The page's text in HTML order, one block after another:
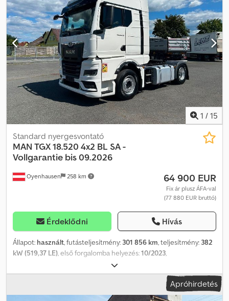
központi zár, légkondicionálás, tempomat , = További opciók és
felszereltség = - Légrugózás - Részecskeszűrő - Alvófülke -
Szerszámosláda = Megjegyzések = 3 darab készleten: MAN TGL
12.250 2020 11/2020 Teherautó fehér WMAN14ZZ7MY418917
584.782 km MAN TGL 12.250 2020 11/2020 Teherautó fehér
WMAN14ZZ6MY418987 599.208 km MAN TGL 12.250 2020 11/2020
Teherautó fehér WMAN14ZZ3MY418901 638.067 km = További
információk = Első tengely: kormányozható Motor lökettérfogat:
6.871 cm³ Üres tömeg: 6.400 kg Hasznos teher: 5.590 kg
Megengedett össztömeg: 11.990 kg Dodpeyizumsfx Af Rock
Műszaki vizsga érvényes: 11/2026-ig
1 / 15
Oyenhausen 258 km
Standard nyergesvontató
MAN TGX 18.520 4x2 BL SA -
Vollgarantie bis 09.2026
64 900 EUR
Fix ár plusz ÁFA-val
(77 880 EUR bruttó)
Érdeklődni Hívás
Állapot: használt, futásteljesítmény: 301 856 km, teljesítmény: 382
kW (519,37 LE), első forgalomba helyezés:10/2023,
, saját tömeg:
10 002 kg, össztömeg:18 000 kg, tengelyelrendezés:4x2,
egyéb, hajtástípus:
félautomata, kibocsátási osztály:Euro 6, felfüggesztés:acél-
Apróhirdetés